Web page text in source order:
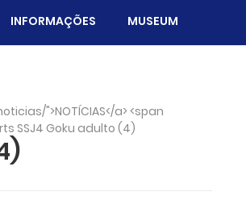
INFORMAÇÕES MUSEUM
">NOTÍCIAS</a> <span
SSJ4 Goku adulto (4)